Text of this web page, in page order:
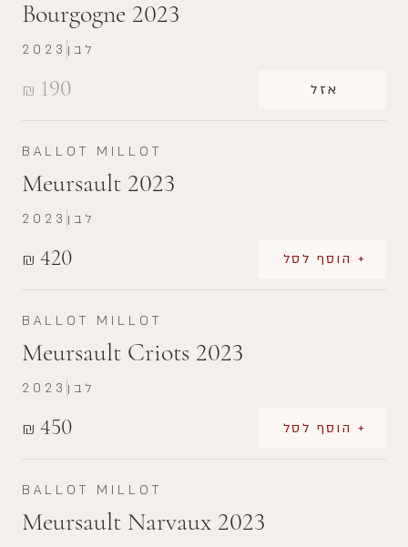
Bourgogne 2023
₪ 190 אזל
2023 לבן
BALLOT MILLOT
Meursault 2023
₪ 420 + הוסף לסל
2023 לבן
BALLOT MILLOT
Meursault Criots 2023
₪ 450 + הוסף לסל
2023 לבן
BALLOT MILLOT
Meursault Narvaux 2023